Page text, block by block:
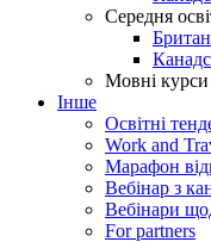
Середня
Мовні
Інше
Освітні
Work and
Марафон
Вебінар з
Вебінари
For partners